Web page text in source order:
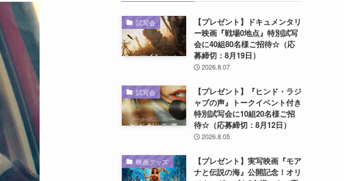
試写会
【プレゼント】ドキュメンタリ
ー映画『戦場0地点』特別試写
会に40組80名様ご招待☆（応
募締切：8月19日）
2026.8.07
試写会
【プレゼント】『ヒンド・ラジ
ャブの声』トークイベント付き
特別試写会に10組20名様ご招
待☆（応募締切：8月12日）
2026.8.05
映画グッズ
【プレゼント】実写映画『モア
ナと伝説の海』公開記念！オリ